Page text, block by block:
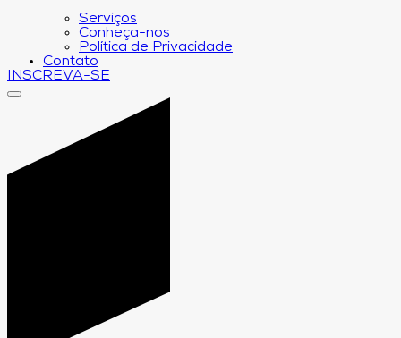
Serviços
Conheça-nos
Política de Privacidade
Contato
INSCREVA-SE